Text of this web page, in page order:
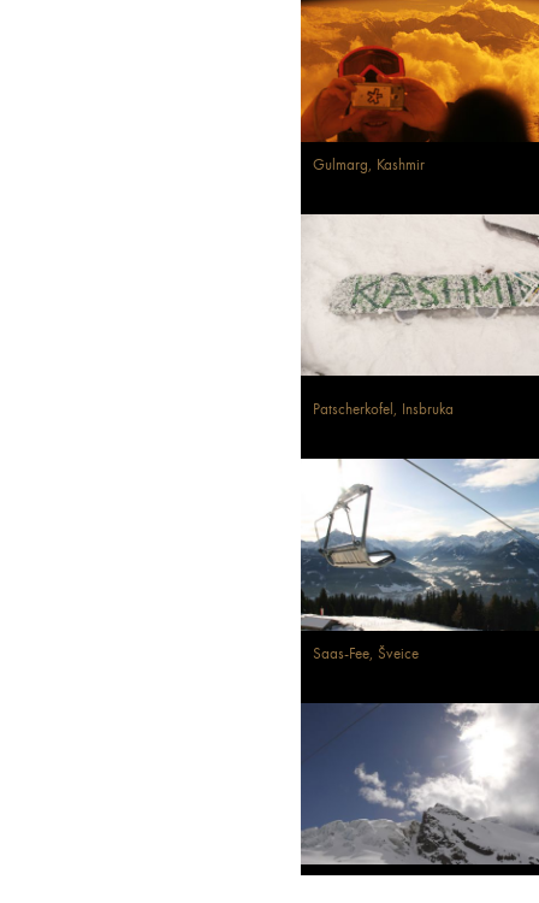
Gulmarg, Kashmir
Patscherkofel, Insbruka
Saas-Fee, Šveice